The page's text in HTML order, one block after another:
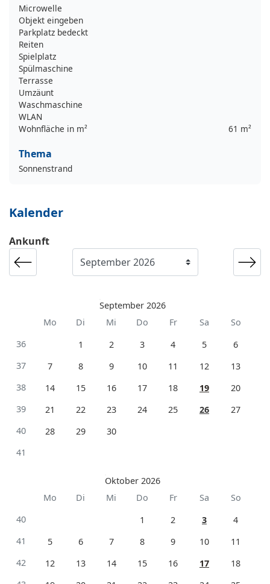
Microwelle
Objekt eingeben
Parkplatz bedeckt
Reiten
Spielplatz
Spülmaschine
Terrasse
Umzäunt
Waschmaschine
WLAN
Wohnfläche in m²
61 m²
Thema
Sonnenstrand
Kalender
Ankunft
September 2026
Mo
Di Mi Do Fr Sa
So
36
1 2 3 4 5
6
37
7 8 9 10 11 12
13
38
14 15 16 17 18 19
20
39
21 22 23 24 25 26
27
40
28 29
30
41
Oktober 2026
Mo
Di Mi Do Fr Sa
So
40
1 2 3
4
41
5 6 7 8 9 10
11
42
12 13 14 15 16 17
18